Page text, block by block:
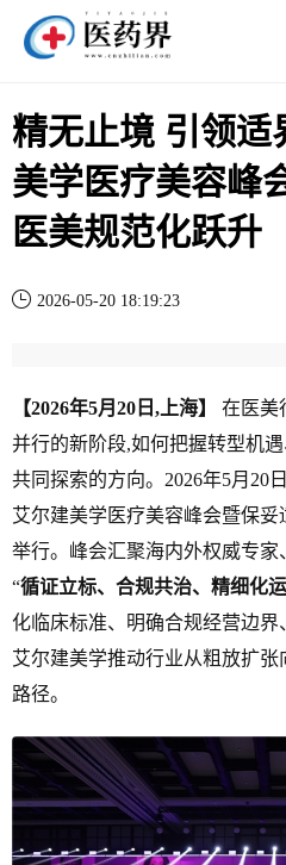
精无止境 引领适
美学医疗美容峰
医美规范化跃升
2026-05-20 18:19:23
【2026年5月20日,上海】
在医美
并行的新阶段,如何把握转型机
共同探索的方向。2026年5月20
艾尔建美学医疗美容峰会暨保
举行。峰会汇聚海内外权威专
“循证立标、合规共治、精细化
化临床标准、明确合规经营边界
艾尔建美学推动行业从粗放扩
路径。